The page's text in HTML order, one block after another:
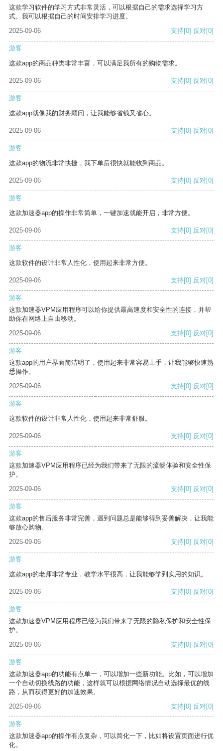
这款学习软件的学习方式非常灵活，可以根据自己的需求选择学习方
式。我可以根据自己的时间安排学习进度。
2025-09-06
支持[0] 反对[0]
游客
这款app的商品种类非常丰富，可以满足我所有的购物需求。
2025-09-06 支持[0] 反对[0]
游客
这款app就像我的财务顾问，让我能够省钱又省心。
2025-09-06 支持[0] 反对[0]
游客
这款app的物流非常快捷，我下单后很快就能收到商品。
2025-09-06 支持[0] 反对[0]
游客
这款加速器app的操作非常简单，一键加速就能开启，非常方便。
2025-09-06 支持[0] 反对[0]
游客
这款软件的设计非常人性化，使用起来非常方便。
2025-09-06 支持[0] 反对[0]
游客
这款加速器VPM应用程序可以给你提供最高速度和安全性的连接，并帮
助你在网络上自由移动。
2025-09-06
支持[0] 反对[0]
游客
这款app的用户界面简洁明了，使用起来非常容易上手，让我能够快速熟
悉操作。
2025-09-06
支持[0] 反对[0]
游客
这款软件的设计非常人性化，使用起来非常舒服。
2025-09-06 支持[0] 反对[0]
游客
这款加速器VPM应用程序已经为我们带来了无限的流畅体验和安全性保
护。
2025-09-06
支持[0] 反对[0]
游客
这款app的售后服务非常完善，遇到问题总是能够得到妥善解决，让我能
够放心购物。
2025-09-06
支持[0] 反对[0]
游客
这款app的老师非常专业，教学水平很高，让我能够学到实用的知识。
2025-09-06 支持[0] 反对[0]
游客
这款加速器VPM应用程序已经为我们带来了无限的隐私保护和安全性保
护。
2025-09-06
支持[0] 反对[0]
游客
这款加速器app的功能有点单一，可以增加一些新功能。比如，可以增加
一个自动切换线路的功能，这样就可以根据网络情况自动选择最优的线
路，从而获得更好的加速效果。
2025-09-06
支持[0] 反对[0]
游客
这款加速器app的操作有点复杂，可以简化一下，比如将设置页面进行优
化。